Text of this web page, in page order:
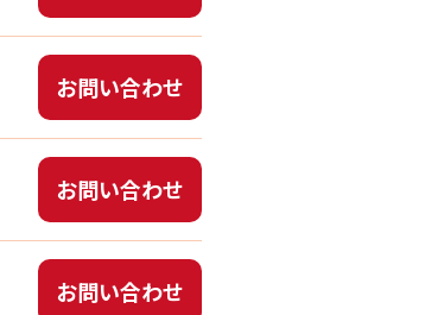
お問い合わせ
お問い合わせ
お問い合わせ